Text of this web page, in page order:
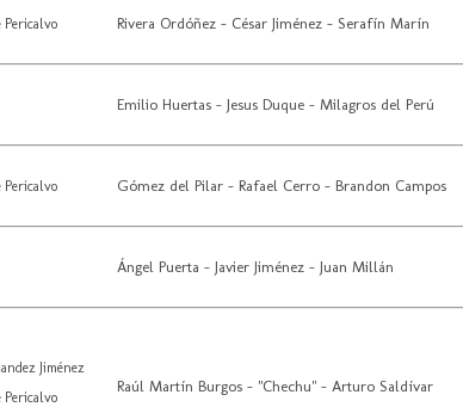
Pericalvo Rivera Ordóñez - César Jiménez - Serafín Marín
Emilio Huertas - Jesus Duque - Milagros del Perú
Pericalvo Gómez del Pilar - Rafael Cerro - Brandon Campos
Ángel Puerta - Javier Jiménez - Juan Millán
Jiménez
Pericalvo
Raúl Martín Burgos - "Chechu" - Arturo Saldívar